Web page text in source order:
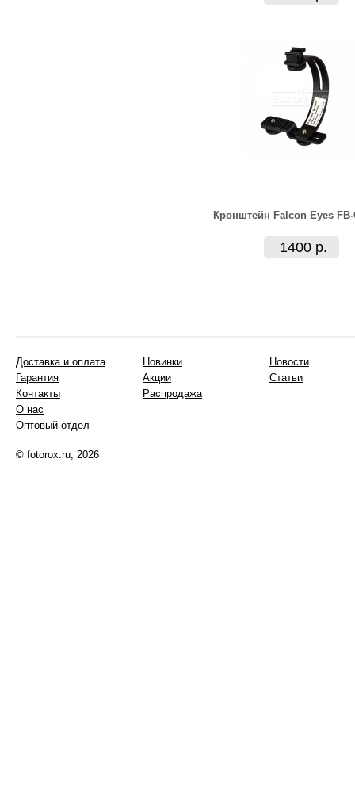
Кронштейн Falcon Eyes FB-
1400 р.
Доставка и оплата
Гарантия
Контакты
О нас
Оптовый отдел
Новинки
Акции
Распродажа
Новости
Статьи
© fotorox.ru, 2026